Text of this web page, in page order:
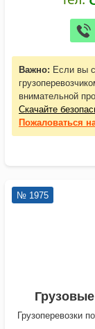
Важно: Если вы
внимательной
Скачайте
Пожаловаться
№ 1975
Грузоперевозки